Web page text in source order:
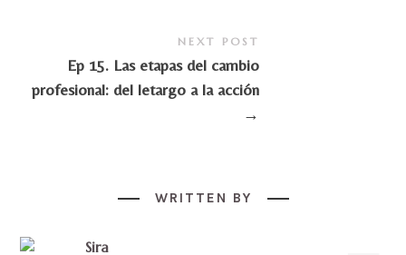
NEXT POST
Ep 15. Las etapas del cambio
profesional: del letargo a la acción
→
WRITTEN BY
Sira